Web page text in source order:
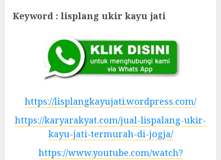
Keyword : lisplang ukir kayu jati
https://lisplangkayujati.wordpress.com/
https://karyarakyat.com/jual-lispalang-ukir-
kayu-jati-termurah-di-jogja/
https://www.youtube.com/watch?